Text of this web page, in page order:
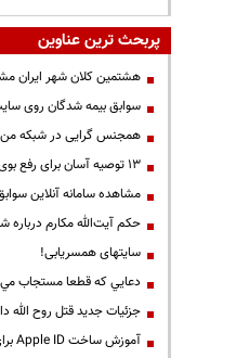
پربحث ترین عناوین
هشتمین کلان شهر
سوابق بیمه شدگان روی
همجنس گرایی در شبکه من
13 توصیه آسان برای رفع بوی بد دهان
مشاهده سامانه آنلاين
حكم آيت‌الله مكارم درباره
سایتهای همسریابی!
دعايي كه قطعا مستجاب
جزئیات جدید قتل روح الله
آموزش ساخت Apple ID برای کاربران ایرانی